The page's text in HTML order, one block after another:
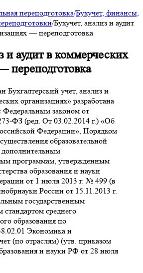
переподготовка/Бухучет, финансы,
/Бухучет, анализ и аудит
— переподготовка
и аудит в коммерческих
переподготовка
Бухгалтерский учет, анализ и
организациях» разработана
Федеральным законом от
ФЗ (ред. От 03.02.2014 г.) «Об
Федерации», Порядком
образовательной
дополнительным
программам, утвержденным
образования и науки
от 1 июля 2013 г. № 499 (в
России от 15.11.2013 г.
государственным
стандартом среднего
образования по
Экономика и
(по отраслям) (утв. приказом
и науки РФ от 28 июля